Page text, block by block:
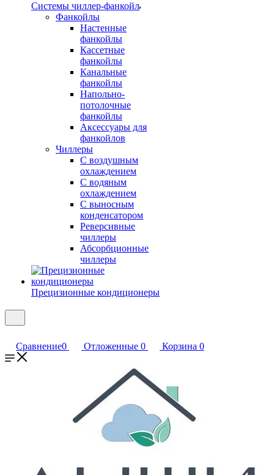
Системы чиллер-фанкойл
Фанкойлы
Настенные
фанкойлы
Кассетные
фанкойлы
Канальные
фанкойлы
Напольно-
потолочные
фанкойлы
Аксессуары для
фанкойлов
Чиллеры
С воздушным
охлаждением
С водяным
охлаждением
С выносным
конденсатором
Реверсивные
чиллеры
Абсорбционные
чиллеры
Прецизионные кондиционеры
Сравнение0 Отложенные 0 Корзина 0